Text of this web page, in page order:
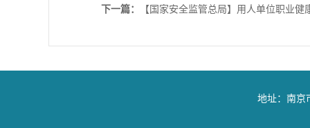
下一篇：
【国家安全监管总局】用人单位职业健
地址：南京